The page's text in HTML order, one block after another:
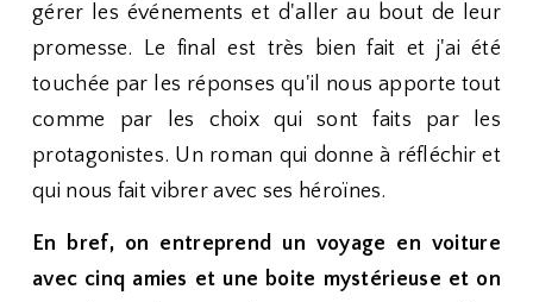
gérer les événements et d'aller au bout de leur
promesse. Le final est très bien fait et j'ai été
touchée par les réponses qu'il nous apporte tout
comme par les choix qui sont faits par les
protagonistes. Un roman qui donne à réfléchir et
qui nous fait vibrer avec ses héroïnes.
En bref, on entreprend un voyage en voiture
avec cinq amies et une boite mystérieuse et on